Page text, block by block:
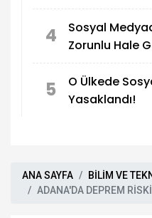
4
Sosyal
Zorunlu Hale
5
O Ülkede
Yasaklandı!
ANA SAYFA
BİLİM VE
ADANA'DA DEPREM